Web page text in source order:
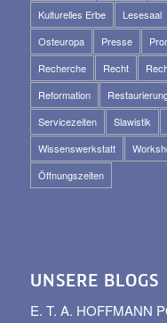
Kulturelles Erbe
Lesesaal
Osteuropa
Presse
Recherche
Recht
Reformation
Servicezeiten
Slawistik
Wissenswerkstatt
Öffnungszeiten
UNSERE BLOGS
E. T. A. HOFFMANN